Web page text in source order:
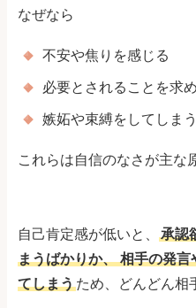
なぜなら
不安や焦りを感じる
必要とされることを求
嫉妬や束縛をしてしまう
これらは自信のなさが主な
自己肯定感が低いと、
承認
まうばかりか、 相手の発言
てしまうため、どんどん相